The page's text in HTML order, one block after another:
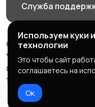
Служба
© 2026 Орен-АЙ - Авто
Услуги
Создал Карусов Е.С
1235600008841
Правила сервиса
Используем куки
технологии
Это чтобы сайт
соглашаетесь на
Ок